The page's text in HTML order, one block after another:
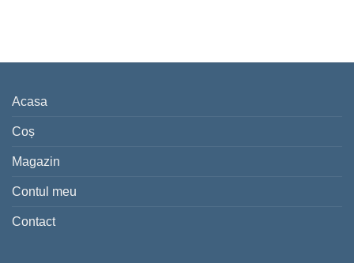
Acasa
Coș
Magazin
Contul meu
Contact